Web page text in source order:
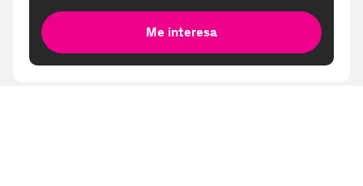
Me interesa